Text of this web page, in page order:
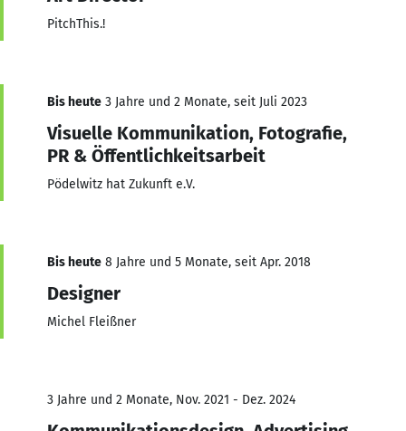
PitchThis.!
Bis heute 3 Jahre und 2 Monate, seit Juli 2023
Visuelle Kommunikation, Fotografie,
PR & Öffentlichkeitsarbeit
Pödelwitz hat Zukunft e.V.
Bis heute 8 Jahre und 5 Monate, seit Apr. 2018
Designer
Michel Fleißner
3 Jahre und 2 Monate, Nov. 2021 - Dez. 2024